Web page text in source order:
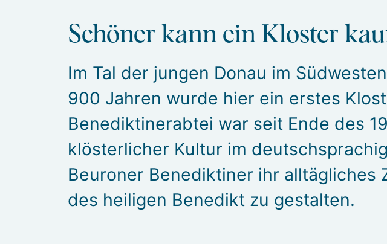
Schöner kann ein Kloster
Im Tal der jungen Donau im
900 Jahren wurde hier ein erstes
Benediktinerabtei war seit Ende des
klösterlicher Kultur im
Beuroner Benediktiner ihr alltägliches
des heiligen Benedikt zu gestalten.